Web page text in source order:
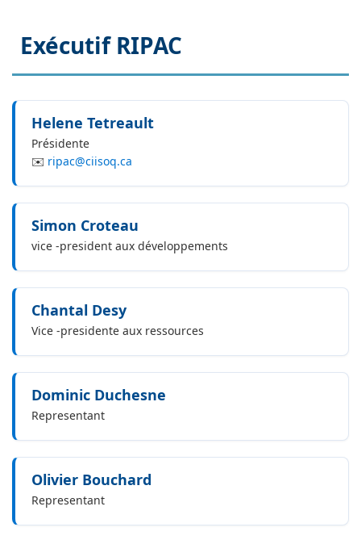
Exécutif RIPAC
Helene Tetreault
Présidente
✉️ ripac@ciisoq.ca
Simon Croteau
vice -president aux développements
Chantal Desy
Vice -presidente aux ressources
Dominic Duchesne
Representant
Olivier Bouchard
Representant